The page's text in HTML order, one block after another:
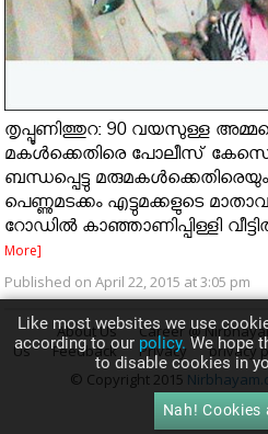
തൃപ്പൂണിത്തുറ: 90 വയസുള്ള
മകൾക്കെതിരെ പോലീസ്
ബന്ധപ്പെട്ടു
പെണ്ണുമടക്കം എട്ടുമക്കളുടെ
റോഡില്‍ കാഞ്ഞാണിപ്പിള്ളി
More]
Published on April 22, 2015 at 3:05 pm
About Us Career @
Us
Feedback Privacy privacy
© Copyright 2015
Like most websites we use
according to our policy. We hope
to disable cookies in
Nah! Cookies